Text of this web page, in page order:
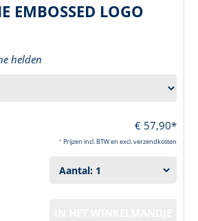
EMBOSSED LOGO
helden
€ 57,90*
*Prijzen incl. BTW en excl. verzendkosten